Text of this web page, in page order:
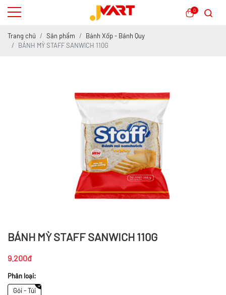
0
Trang chủ Sản phẩm
Bánh Xốp - Bánh Quy
BÁNH MỲ STAFF SANWICH 110G
BÁNH MỲ STAFF SANWICH 110G
9.200đ
Phân loại:
Gói - Túi